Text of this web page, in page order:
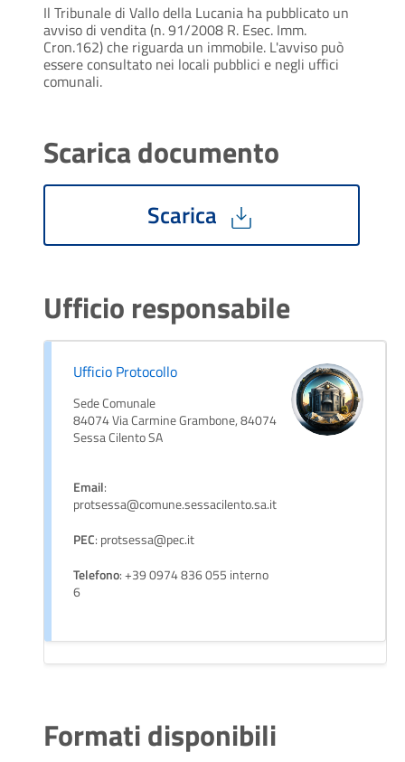
Il Tribunale di Vallo della Lucania ha pubblicato un
avviso di vendita (n. 91/2008 R. Esec. Imm.
Cron.162) che riguarda un immobile. L'avviso può
essere consultato nei locali pubblici e negli uffici
comunali.
Scarica documento
Scarica
Ufficio responsabile
Ufficio Protocollo
Sede Comunale
84074 Via Carmine Grambone, 84074
Sessa Cilento SA
Email:
protsessa@comune.sessacilento.sa.it
PEC: protsessa@pec.it
Telefono: +39 0974 836 055 interno
6
Formati disponibili